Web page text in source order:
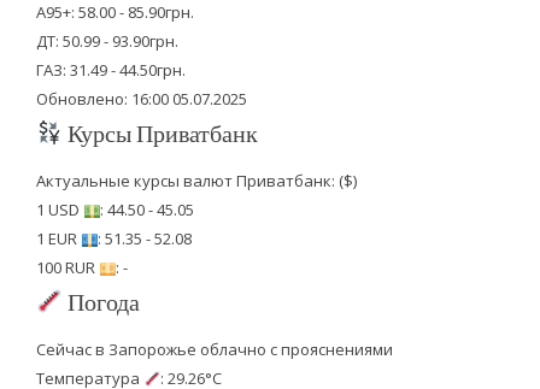
А95+: 58.00 - 85.90грн.
ДТ: 50.99 - 93.90грн.
ГАЗ: 31.49 - 44.50грн.
Обновлено: 16:00 05.07.2025
Курсы Приватбанк
Актуальные курсы валют Приватбанк: ($)
1 USD
: 44.50 - 45.05
1 EUR
: 51.35 - 52.08
100 RUR
: -
Погода
Сейчас в Запорожье облачно с прояснениями
Температура
: 29.26°C